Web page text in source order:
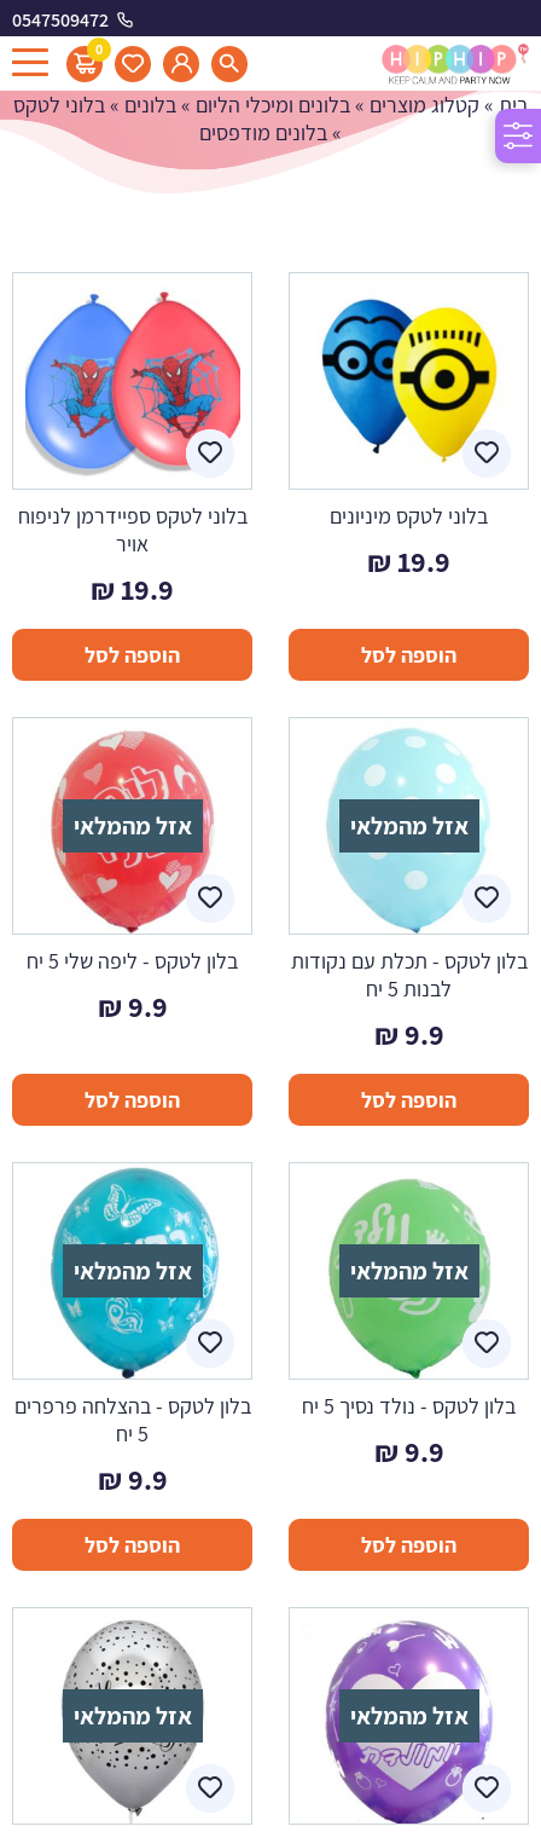
0547509472
0בלונים מודפסים
בית » קטלוג מוצרים »בלונים ומיכלי הליום »בלונים »בלוני לטקס
»בלונים מודפסים
בלוני לטקס מיניונים
19.9
₪
הוספה לסל
בלוני לטקס ספיידרמן לניפוח
אויר
19.9
₪
הוספה לסל
אזל מהמלאי
בלון לטקס - תכלת עם נקודות
לבנות 5 יח
9.9
₪
הוספה לסל
אזל מהמלאי
בלון לטקס - ליפה שלי 5 יח
9.9
₪
הוספה לסל
אזל מהמלאי
בלון לטקס - נולד נסיך 5 יח
9.9
₪
הוספה לסל
אזל מהמלאי
בלון לטקס - בהצלחה פרפרים
5 יח
9.9
₪
הוספה לסל
אזל מהמלאי אזל מהמלאי